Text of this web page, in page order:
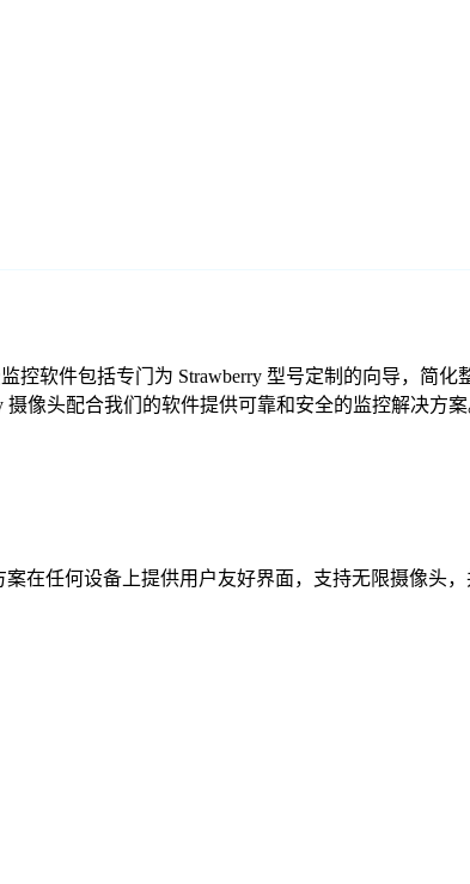
控软件包括专门为 Strawberry 型号定制的向导，简化
像头配合我们的软件提供可靠和安全的监控解决方案
在任何设备上提供用户友好界面，支持无限摄像头